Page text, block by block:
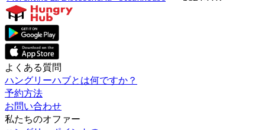
よくある質問
ハングリーハブとは何ですか？
予約方法
お問い合わせ
私たちのオファー